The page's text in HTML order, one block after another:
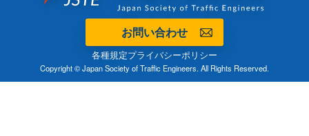
お問い合わせ
各種規定プライバシーポリシー
Copyright © Japan Society of Traffic Engineers. All Rights Reserved.